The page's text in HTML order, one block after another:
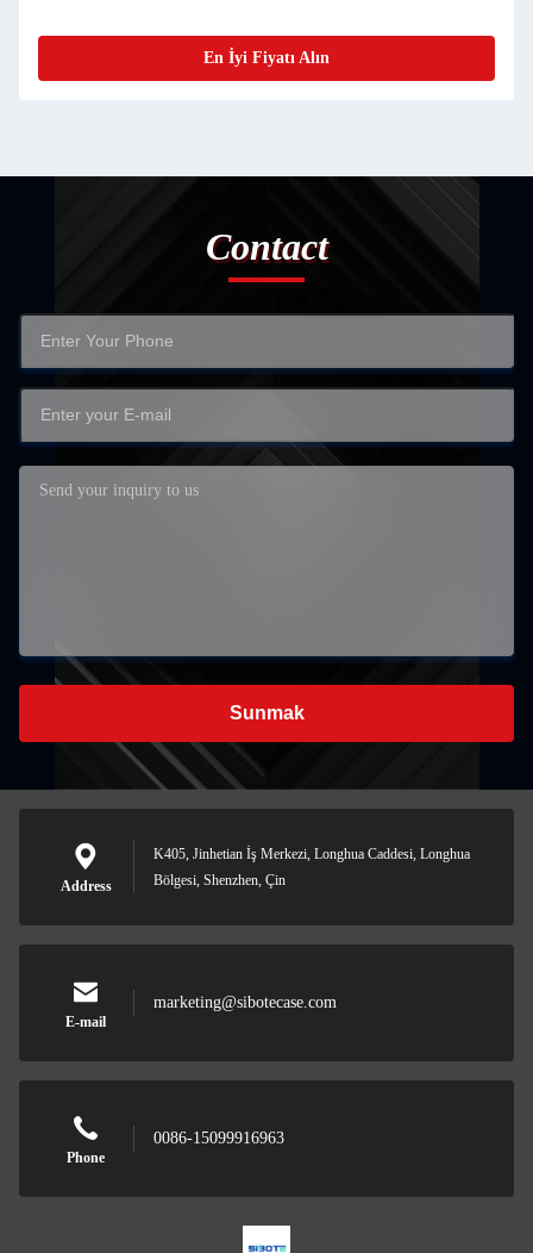
Contact
Sunmak
K405, Jinhetian İş Merkezi, Longhua Caddesi, Longhua
marketing@sibotecase.com
0086-15099916963